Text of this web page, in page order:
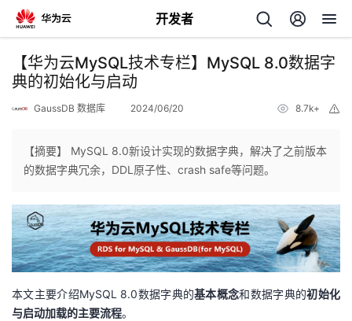
开发者
返
回
人
主
页
我
的
开
【华为云MySQL技术专栏】MySQL 8.0数据字
典的初始化与启动
GaussDB 数据库 2024/06/20 8.7k+
【摘要】 MySQL 8.0新设计实现的数据字典，解决了之前版本
的数据字典冗余，DDL原子性、crash safe等问题。
本文主要介绍MySQL 8.0数据字典的基本概念和数据字典的初始化
与启动加载的主要流程。